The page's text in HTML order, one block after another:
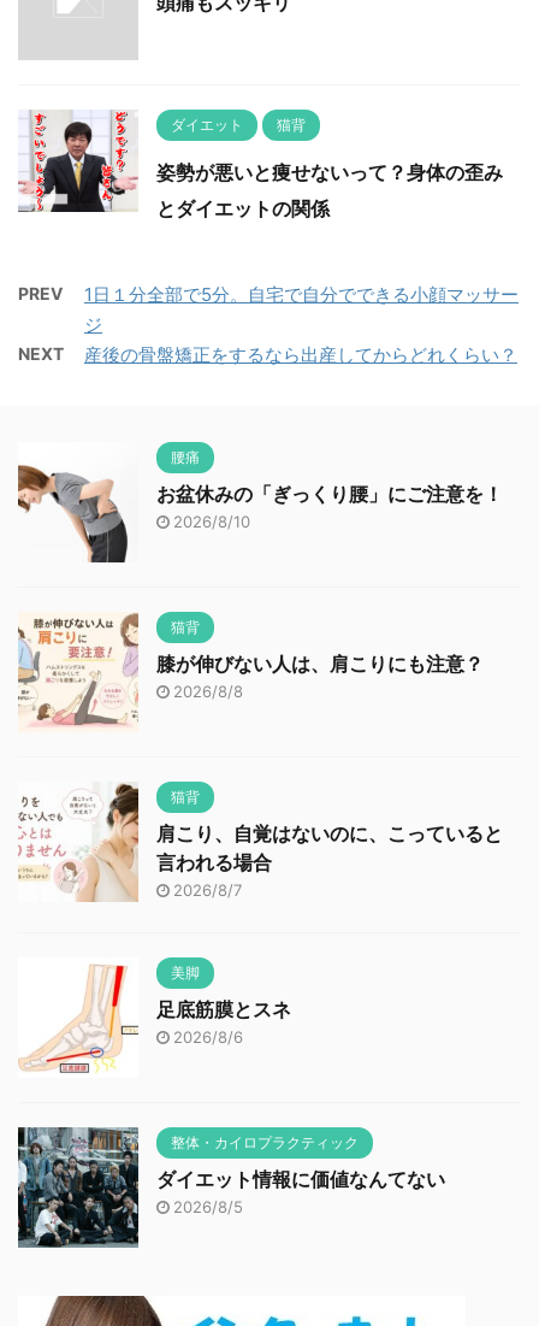
ダイエット 猫背
姿勢が悪いと痩せないって？身体の歪み
とダイエットの関係
PREV
1日１分全部で5分。自宅で自分でできる小顔マッサー
ジ
NEXT 産後の骨盤矯正をするなら出産してからどれくらい？
腰痛
お盆休みの「ぎっくり腰」にご注意を！
2026/8/10
猫背
膝が伸びない人は、肩こりにも注意？
2026/8/8
猫背
肩こり、自覚はないのに、こっていると
言われる場合
2026/8/7
美脚
足底筋膜とスネ
2026/8/6
整体・カイロプラクティック
ダイエット情報に価値なんてない
2026/8/5